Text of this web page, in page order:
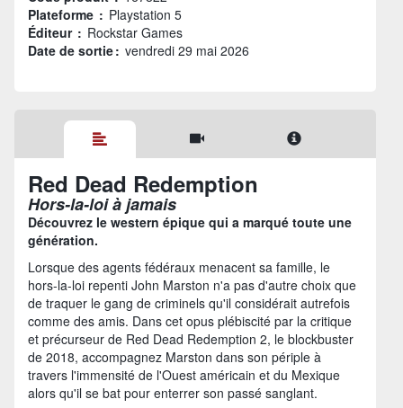
Plateforme : Playstation 5
Éditeur : Rockstar Games
Date de sortie : vendredi 29 mai 2026
Red Dead Redemption
Hors-la-loi à jamais
Découvrez le western épique qui a marqué toute une
génération.
Lorsque des agents fédéraux menacent sa famille, le
hors-la-loi repenti John Marston n'a pas d'autre choix que
de traquer le gang de criminels qu'il considérait autrefois
comme des amis. Dans cet opus plébiscité par la critique
et précurseur de Red Dead Redemption 2, le blockbuster
de 2018, accompagnez Marston dans son périple à
travers l'immensité de l'Ouest américain et du Mexique
alors qu'il se bat pour enterrer son passé sanglant.